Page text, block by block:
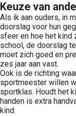
Keuze van
Als ik aan ouders, in
doorslag voor hun
sfeer en hoe het kind
school, de doorslag
moet zich goed en
zes jaar aan vast.
Ook is de richting
sportmeester willen
sportklas. Houdt het
handen is extra
kind.